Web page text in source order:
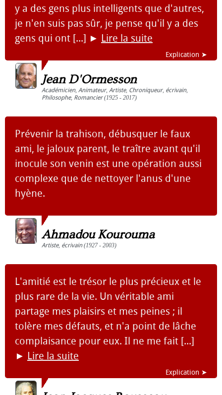
y a des gens plus intelligents que d'autres,
je n'en suis pas sûr, je pense qu'il y a des
gens qui ont [...] ► Lire la suite
Explication ➤
Jean D'Ormesson
Académicien, Animateur, Artiste, Chroniqueur, écrivain,
Philosophe, Romancier(1925 - 2017)
Prévenir la trahison, débusquer le faux
ami, le jaloux parent, le traître avant qu'il
inocule son venin est une opération aussi
complexe que de nettoyer l'anus d'une
hyène.
Ahmadou Kourouma
Artiste, écrivain(1927 - 2003)
L'amitié est le trésor le plus précieux et le
plus rare de la vie. Un véritable ami
partage mes plaisirs et mes peines ; il
tolère mes défauts, et n'a point de lâche
complaisance pour eux. Il ne me fait [...]
► Lire la suite
Explication ➤